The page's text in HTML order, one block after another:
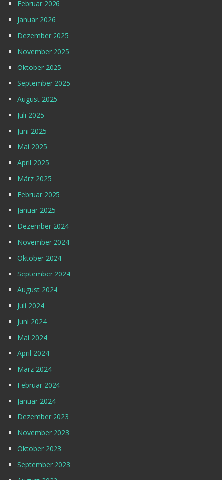
Februar 2026
Januar 2026
Dezember 2025
November 2025
Oktober 2025
September 2025
August 2025
Juli 2025
Juni 2025
Mai 2025
April 2025
März 2025
Februar 2025
Januar 2025
Dezember 2024
November 2024
Oktober 2024
September 2024
August 2024
Juli 2024
Juni 2024
Mai 2024
April 2024
März 2024
Februar 2024
Januar 2024
Dezember 2023
November 2023
Oktober 2023
September 2023